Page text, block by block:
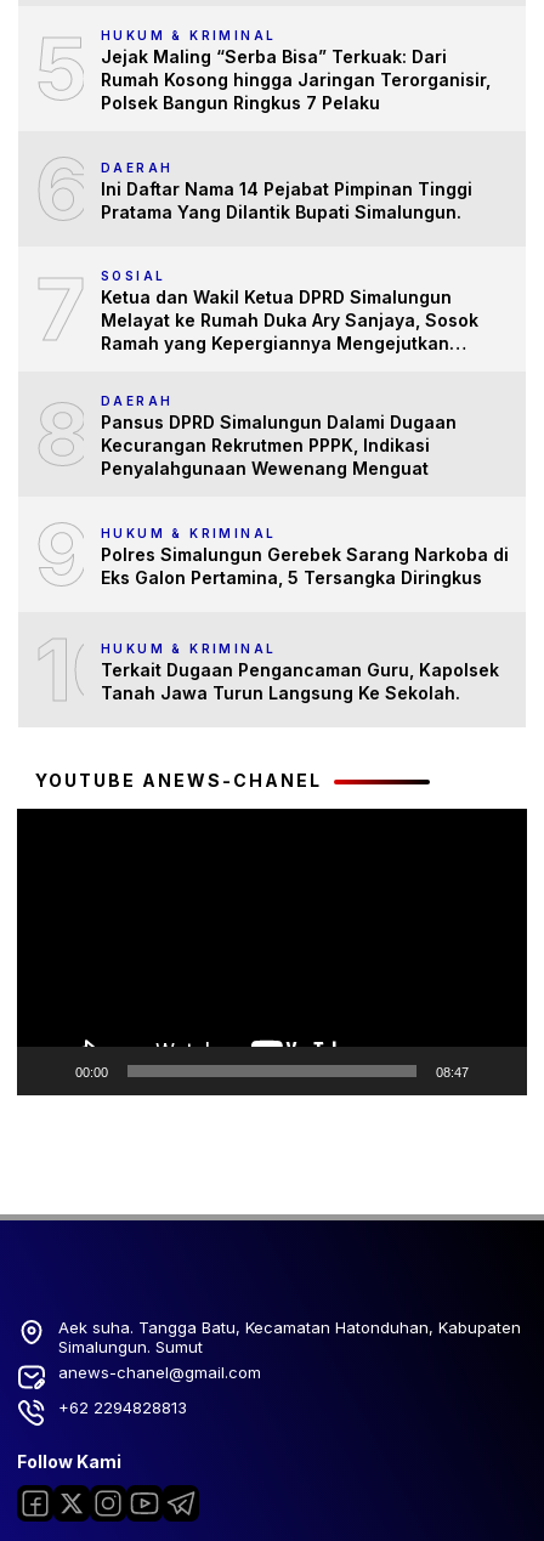
5 HUKUM & KRIMINAL
Jejak Maling “Serba Bisa” Terkuak: Dari
Rumah Kosong hingga Jaringan Terorganisir,
Polsek Bangun Ringkus 7 Pelaku
6 DAERAH
Ini Daftar Nama 14 Pejabat Pimpinan Tinggi
Pratama Yang Dilantik Bupati Simalungun.
7 SOSIAL
Ketua dan Wakil Ketua DPRD Simalungun
Melayat ke Rumah Duka Ary Sanjaya, Sosok
Ramah yang Kepergiannya Mengejutkan
8 DAERAH
Pansus DPRD Simalungun Dalami Dugaan
Kecurangan Rekrutmen PPPK, Indikasi
Penyalahgunaan Wewenang Menguat
9 HUKUM & KRIMINAL
Polres Simalungun Gerebek Sarang Narkoba di
Eks Galon Pertamina, 5 Tersangka Diringkus
10HUKUM & KRIMINAL
Terkait Dugaan Pengancaman Guru, Kapolsek
Tanah Jawa Turun Langsung Ke Sekolah.
YOUTUBE ANEWS-CHANEL
00:00 08:47
Aek suha. Tangga Batu, Kecamatan Hatonduhan, Kabupaten
Simalungun. Sumut
anews-chanel@gmail.com
+62 2294828813
Follow Kami